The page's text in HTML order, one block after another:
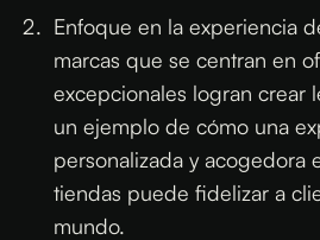
Enfoque en la experiencia
marcas que se centran en
excepcionales logran crear
un ejemplo de cómo una
personalizada y acogedora
tiendas puede fidelizar a
mundo.